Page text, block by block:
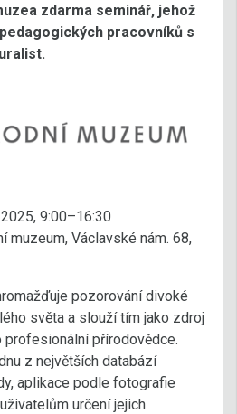
zdarma seminář, jehož
pracovníků s
9:00–16:30
muzeum, Václavské nám. 68,
pozorování divoké
světa a slouží tím jako zdroj
profesionální přírodovědce.
z největších databází
aplikace podle fotografie
určení jejich